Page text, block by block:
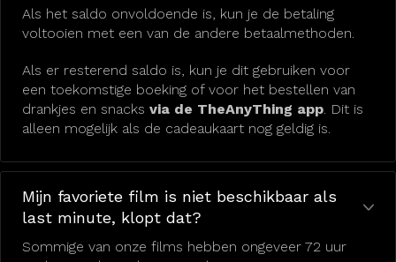
Als het saldo onvoldoende is, kun je de betaling
voltooien met een van de andere betaalmethoden.
Als er resterend saldo is, kun je dit gebruiken voor
een toekomstige boeking of voor het bestellen van
drankjes en snacks via de TheAnyThing app. Dit is
alleen mogelijk als de cadeaukaart nog geldig is.
Mijn favoriete film is niet beschikbaar als
last minute, klopt dat?
Sommige van onze films hebben ongeveer 72 uur